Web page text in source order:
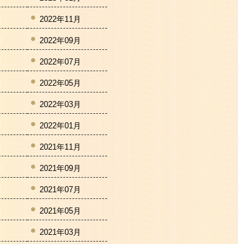
2022年11月
2022年09月
2022年07月
2022年05月
2022年03月
2022年01月
2021年11月
2021年09月
2021年07月
2021年05月
2021年03月